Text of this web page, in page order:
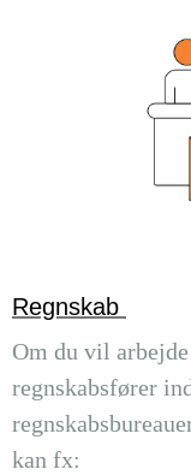
Regnskab
Om du vil
regnskabsfører
kan fx: